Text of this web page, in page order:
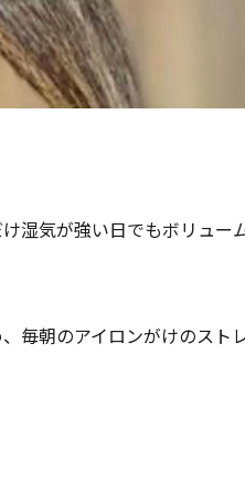
湿気が強い日でもボリュー
毎朝のアイロンがけのスト